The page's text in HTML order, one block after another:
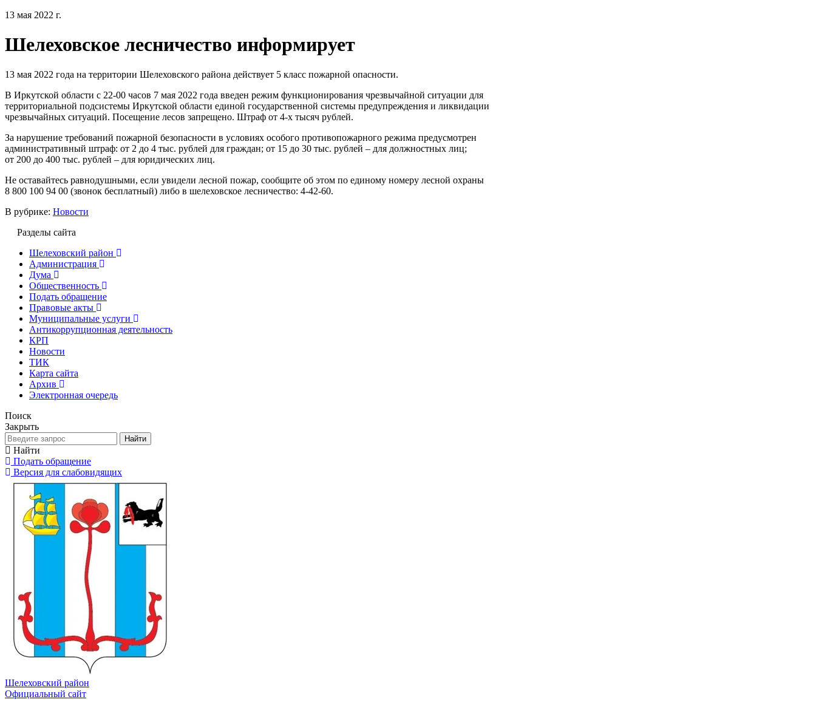
13 мая 2022 г.
Шелеховское лесничество информирует
13 мая 2022 года на территории Шелеховского района действует 5 класс пожарной опасности.
В Иркутской области с 22-00 часов 7 мая 2022 года введен режим функционирования чрезвычайной ситуации для
территориальной подсистемы Иркутской области единой государственной системы предупреждения и ликвидации
чрезвычайных ситуаций. Посещение лесов запрещено. Штраф от 4-х тысяч рублей.
За нарушение требований пожарной безопасности в условиях особого противопожарного режима предусмотрен
административный штраф: от 2 до 4 тыс. рублей для граждан; от 15 до 30 тыс. рублей – для должностных лиц;
от 200 до 400 тыс. рублей – для юридических лиц.
Не оставайтесь равнодушными, если увидели лесной пожар, сообщите об этом по единому номеру лесной охраны
8 800 100 94 00 (звонок бесплатный) либо в шелеховское лесничество: 4-42-60.
В рубрике: Новости
Разделы сайта
Шелеховский район
Администрация
Дума
Общественность
Подать обращение
Правовые акты
Муниципальные услуги
Антикоррупционная деятельность
КРП
Новости
ТИК
Карта сайта
Архив
Электронная очередь
Поиск
Закрыть
Найти
Найти
Подать обращение
Версия для слабовидящих
Шелеховский район
Официальный сайт